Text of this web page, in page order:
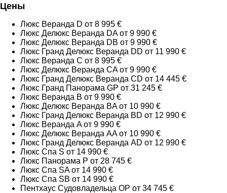
Цены
Люкс Веранда D от 8 995 €
Люкс Делюкс Веранда DA от 9 990 €
Люкс Делюкс Веранда DB от 9 990 €
Люкс Гранд Делюкс Веранда DD от 11 990 €
Люкс Веранда C от 8 995 €
Люкс Делюкс Веранда CA от 9 990 €
Люкс Гранд Делюкс Веранда CD от 14 445 €
Люкс Гранд Панорама GP от 31 245 €
Люкс Веранда B от 9 990 €
Люкс Делюкс Веранда BA от 10 990 €
Люкс Гранд Делюкс Веранда BD от 12 990 €
Люкс Веранда A от 9 990 €
Люкс Делюкс Веранда AA от 10 990 €
Люкс Гранд Делюкс Веранда AD от 12 990 €
Люкс Спа S от 14 990 €
Люкс Панорама P от 28 745 €
Люкс Спа SA от 14 990 €
Люкс Спа SB от 14 990 €
Пентхаус Судовладельца OP от 34 745 €